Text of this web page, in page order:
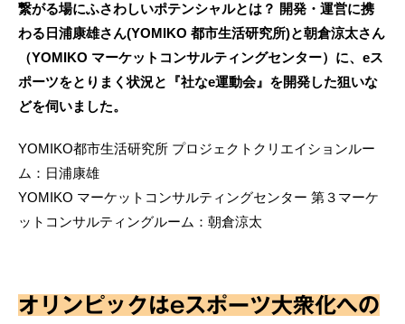
繋がる場にふさわしいポテンシャルとは？ 開発・運営に携
わる日浦康雄さん(YOMIKO 都市生活研究所)と朝倉涼太さん
（YOMIKO マーケットコンサルティングセンター）に、eス
ポーツをとりまく状況と『社なe運動会』を開発した狙いな
どを伺いました。
YOMIKO都市生活研究所 プロジェクトクリエイションルー
ム：日浦康雄
YOMIKO マーケットコンサルティングセンター 第３マーケ
ットコンサルティングルーム：朝倉涼太
オリンピックはeスポーツ大衆化への